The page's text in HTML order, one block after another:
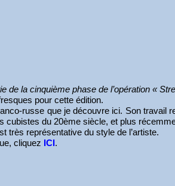
de la cinquième phase de l’opération «
pour cette édition.
russe que je découvre ici. Son travail
cubistes du 20ème siècle, et plus
très représentative du style de l’artiste.
cliquez ICI.